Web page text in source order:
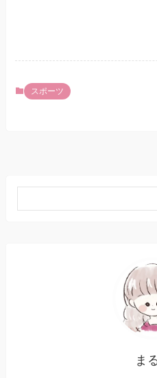
スポーツ
ま